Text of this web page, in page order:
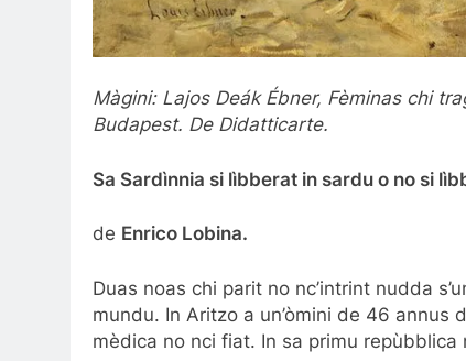
Màgini: Lajos Deák Ébner, Fèminas chi
Budapest. De Didatticarte.
Sa Sardìnnia si lìbberat in sardu o no si
de Enrico Lobina.
Duas noas chi parit no nc’intrint nudda
mundu. In Aritzo a un’òmini de 46
mèdica no nci fiat. In sa primu